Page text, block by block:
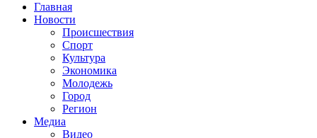
ГАЗЕТАГлавная
Новости
Происшествия
Спорт
Культура
Экономика
Молодежь
Город
Регион
Медиа
Видео